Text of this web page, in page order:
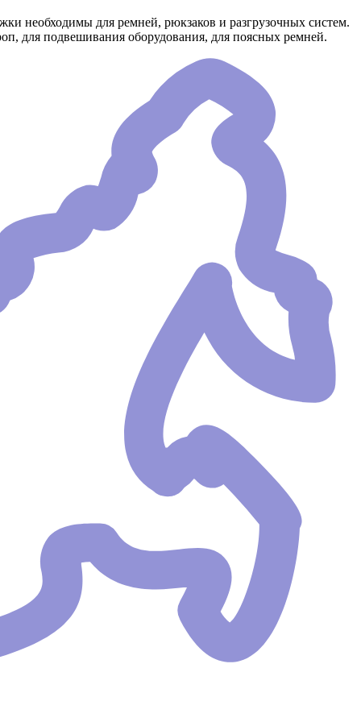
необходимы для ремней, рюкзаков и разгрузочных систем.
для подвешивания оборудования, для поясных ремней.